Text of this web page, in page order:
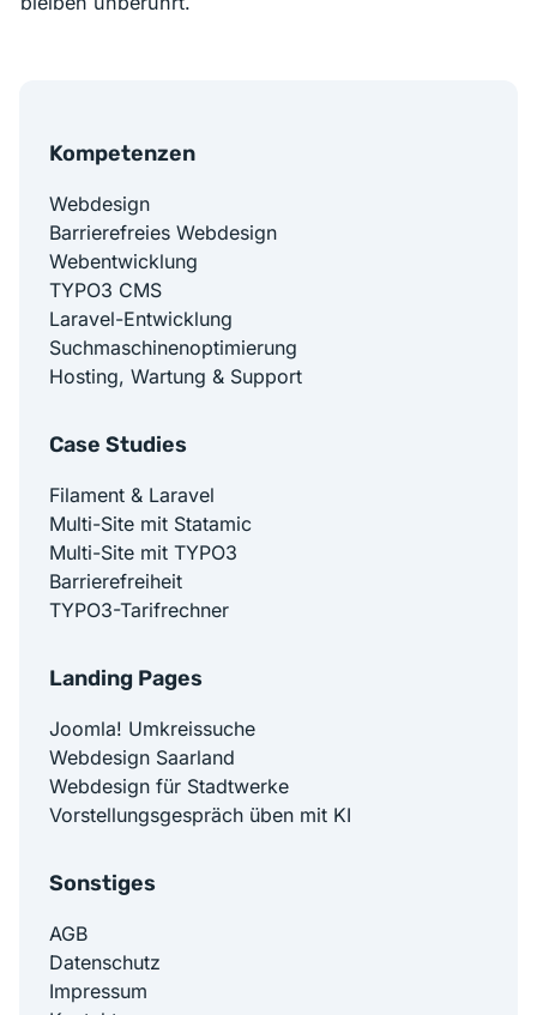
Kompetenzen
Webdesign
Barrierefreies Webdesign
Webentwicklung
TYPO3 CMS
Laravel-Entwicklung
Suchmaschinenoptimierung
Hosting, Wartung & Support
Case Studies
Filament & Laravel
Multi-Site mit Statamic
Multi-Site mit TYPO3
Barrierefreiheit
TYPO3-Tarifrechner
Landing Pages
Joomla! Umkreissuche
Webdesign Saarland
Webdesign für Stadtwerke
Vorstellungsgespräch üben mit KI
Sonstiges
AGB
Datenschutz
Impressum